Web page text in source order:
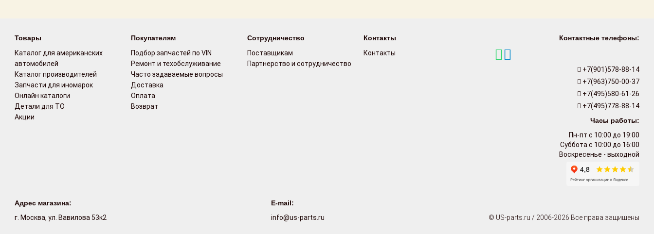
Поставщикам
Партнерство и
сотрудничество
Акции
Товары
Каталог для американских
автомобилей
Каталог производителей
Запчасти для иномарок
Онлайн каталоги
Детали для ТО
Акции
Покупателям
Подбор запчастей по VIN
Ремонт и техобслуживание
Часто задаваемые вопросы
Доставка
Оплата
Возврат
Сотрудничество
Поставщикам
Партнерство и сотрудничество
Контакты
Контакты
Контактные телефоны:
+7(901)578-88-14
+7(963)750-00-37
+7(495)580-61-26
+7(495)778-88-14
Часы работы:
Пн-пт с 10:00 до 19:00
Суббота с 10:00 до 16:00
Воскресенье - выходной
Адрес магазина:
г. Москва, ул. Вавилова 53к2
E-mail:
info@us-parts.ru
© US-parts.ru / 2006-2026 Все права защищены